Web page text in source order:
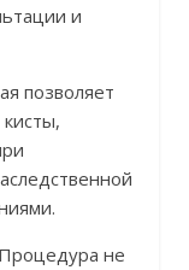
и
позволяет
не